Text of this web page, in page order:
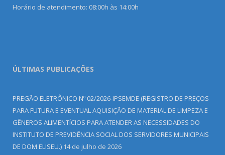
Horário de atendimento: 08:00h às 14:00h
ÚLTIMAS PUBLICAÇÕES
PREGÃO ELETRÔNICO Nº 02/2026-IPSEMDE (REGISTRO DE PREÇOS
PARA FUTURA E EVENTUAL AQUISIÇÃO DE MATERIAL DE LIMPEZA E
GÊNEROS ALIMENTÍCIOS PARA ATENDER AS NECESSIDADES DO
INSTITUTO DE PREVIDÊNCIA SOCIAL DOS SERVIDORES MUNICIPAIS
DE DOM ELISEU.) 14 de julho de 2026